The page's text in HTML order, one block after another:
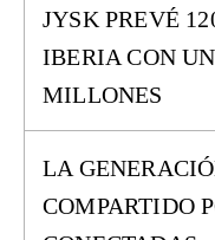
JYSK PREVÉ
IBERIA CON
MILLONES
LA
COMPARTIDO